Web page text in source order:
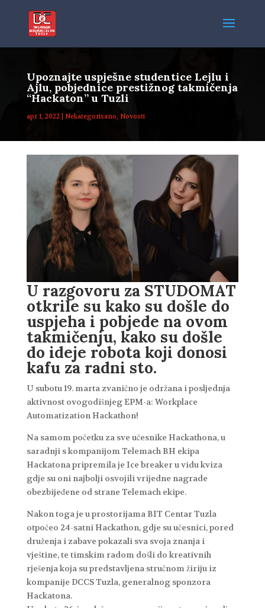
Upoznajte uspješne studentice Lejlu i
Ajlu, pobjednice prestižnog takmičenja
“Hackaton” u Tuzli
apr 1, 2022| Nekategorisano, Novosti
U razgovoru za STUDOMAT
otkrile su kako su došle do
uspjeha i pobjede na ovom
takmičenju, kako su došle
do ideje robota koji donosi
kafu za radni sto.
U subotu 19. marta zvanično je održana i posljednja
aktivnost ovogodišnjeg EPM-a: Workplace
Automatization Hackathon!
Na samom početku za sve učesnike Hackathona, u
saradnji s kompanijom Telemach BH ekipa
Hackatona pripremila je Ice breaker u vidu kviza
gdje su oni najbolji osvojili vrijedne nagrade
obezbijeđene od strane Telemach ekipe.
Nakon toga je u prostorijama BIT Centar Tuzla
otpočeo 24-satni Hackathon, gdje su učesnici, pored
druženja i zabave pokazali sva svoja znanja i
vještine, te timskim radom došli do kreativnih
rješenja koja su predstavljena stručnom žiriju iz
kompanije DCCS Tuzla, generalnog sponzora
Hackatona.